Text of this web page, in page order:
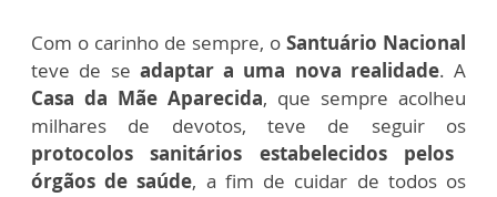
Com o carinho de sempre, o Santuário Nacional
teve de se adaptar a uma nova realidade. A
Casa da Mãe Aparecida, que sempre acolheu
milhares de devotos, teve de seguir os
protocolos sanitários estabelecidos pelos
órgãos de saúde, a fim de cuidar de todos os